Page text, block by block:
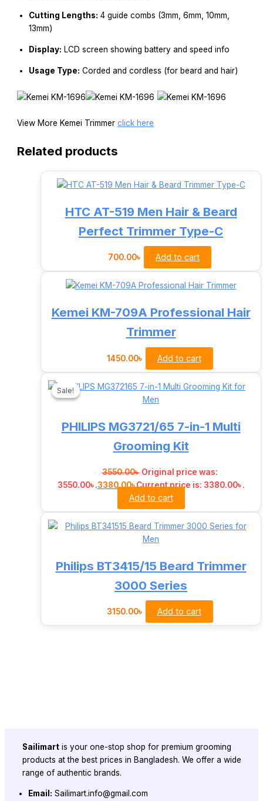
Cutting Lengths: 4 guide combs (3mm, 6mm, 10mm,
13mm)
Display: LCD screen showing battery and speed info
Usage Type: Corded and cordless (for beard and hair)
View More Kemei Trimmerclick here
Related products
HTC AT-519 Men Hair & Beard
Perfect Trimmer Type-C
700.00৳ Add to cart
Kemei KM-709A Professional Hair
Trimmer
1450.00৳ Add to cart
Sale!
Sale!
PHILIPS MG3721/65 7-in-1 Multi
Grooming Kit
3550.00৳ Original price was:
3550.00৳ .3380.00৳Current price is: 3380.00৳ .
Add to cart
Philips BT3415/15 Beard Trimmer
3000 Series
3150.00৳ Add to cart
Sailimart is your one-stop shop for premium grooming
products at the best prices in Bangladesh. We offer a wide
range of authentic brands.
Email: Sailimart.info@gmail.com